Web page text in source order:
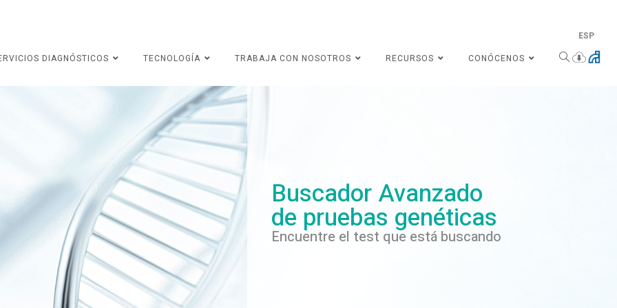
ESP
DIAGNÓSTICOS
TECNOLOGÍA TRABAJA CON NOSOTROS RECURSOS CONÓCENOS
Buscador Avanzado
de pruebas genéticas
Encuentre el test que está buscando